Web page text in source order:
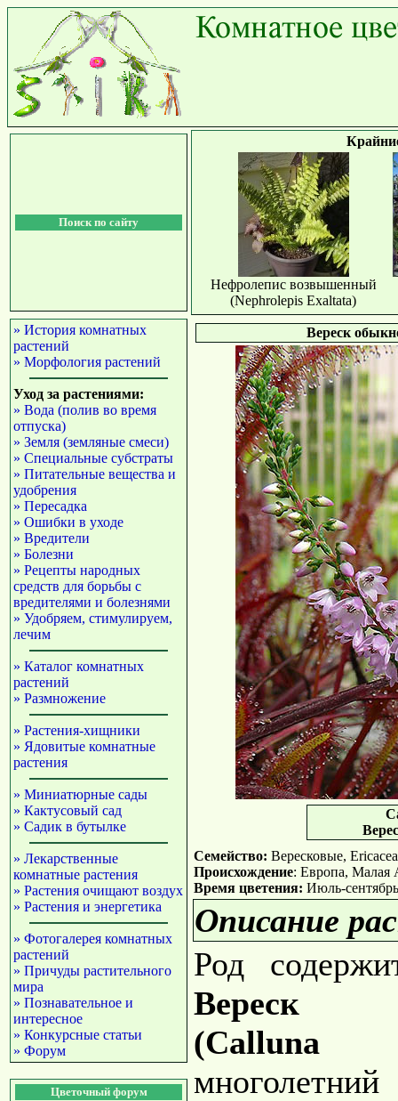
Поиск по сайту
Нефролепис возвышенный
(Nephrolepis Exaltata)
» История комнатных
растений
» Морфология растений
Уход за растениями:
» Вода (полив во время
отпуска)
» Земля (земляные смеси)
» Специальные субстраты
» Питательные вещества и
удобрения
» Пересадка
» Ошибки в уходе
» Вредители
» Болезни
» Рецепты народных
средств для борьбы с
вредителями и болезнями
» Удобряем, стимулируем,
лечим
» Каталог комнатных
растений
» Размножение
» Растения-хищники
» Ядовитые комнатные
растения
» Миниатюрные сады
» Кактусовый сад
» Садик в бутылке
» Лекарственные
комнатные растения
» Растения очищают воздух
» Растения и энергетика
» Фотогалерея комнатных
растений
» Причуды растительного
мира
» Познавательное и
интересное
» Конкурсные статьи
» Форум
Цветочный форум
Вереск
Семейство: Вересковые,
Происхождение: Европа, Малая
Время цветения: Июль-
Описание
Род
Вереск
(Calluna